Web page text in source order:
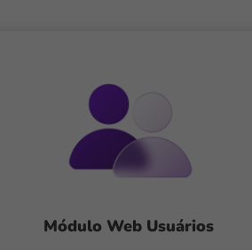
Módulo Web Usuários